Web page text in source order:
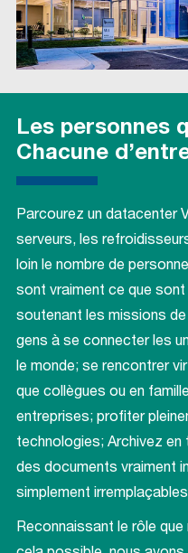
Les personnes
Chacune
Parcourez un datacenter
serveurs, les
loin le nombre de
sont vraiment ce que
soutenant les missions
gens à se connecter les
le monde; se rencontrer
que collègues ou en
entreprises; profiter
technologies; Archivez
des documents vraiment
simplement
Reconnaissant le rôle